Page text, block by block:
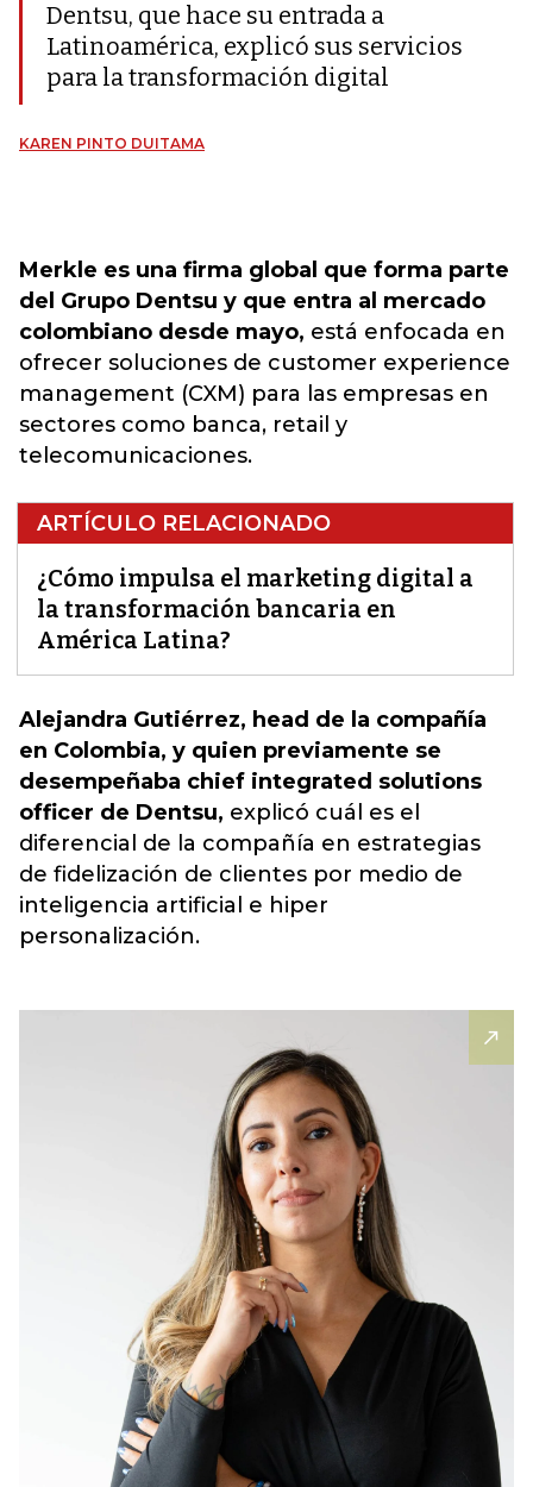
Dentsu, que hace su entrada a
Latinoamérica, explicó sus servicios
para la transformación digital
KAREN PINTO DUITAMA
Merkle es una firma global que forma parte
del Grupo Dentsu y que entra al mercado
colombiano desde mayo, está enfocada en
ofrecer soluciones de customer experience
management (CXM) para las empresas en
sectores como banca, retail y
telecomunicaciones.
ARTÍCULO RELACIONADO
¿Cómo impulsa el marketing digital a
la transformación bancaria en
América Latina?
Alejandra Gutiérrez, head de la compañía
en Colombia, y quien previamente se
desempeñaba chief integrated solutions
officer de Dentsu, explicó cuál es el
diferencial de la compañía en estrategias
de fidelización de clientes por medio de
inteligencia artificial e hiper
personalización.